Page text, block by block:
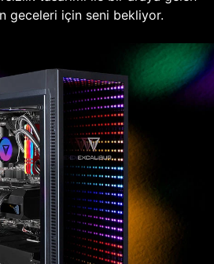
geceleri için seni bekliyor.